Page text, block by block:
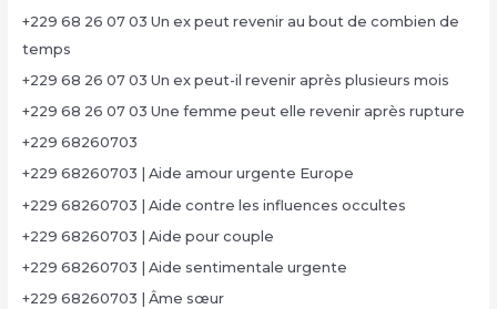
+229 68 26 07 03 Un ex peut revenir au bout de combien de
temps
+229 68 26 07 03 Un ex peut-il revenir après plusieurs mois
+229 68 26 07 03 Une femme peut elle revenir après rupture
+229 68260703
+229 68260703 | Aide amour urgente Europe
+229 68260703 | Aide contre les influences occultes
+229 68260703 | Aide pour couple
+229 68260703 | Aide sentimentale urgente
+229 68260703 | Âme sœur